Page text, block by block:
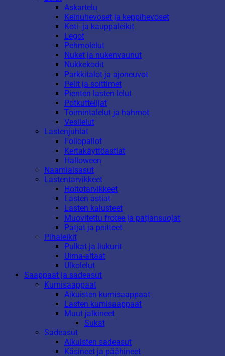
Askartelu
Keinuhevoset ja keppihevoset
Koti- ja kauppaleikit
Legot
Pehmolelut
Nuket ja nukenvaunut
Nukkekodit
Parkkitalot ja ajoneuvot
Pelit ja soittimet
Pienten lasten lelut
Potkuttelijat
Toimintalelut ja hahmot
Vesilelut
Lastenjuhlat
Foliopallot
Kertakäyttöastiat
Halloween
Naamiaisasut
Lastentarvikkeet
Hoitotarvikkeet
Lasten astiat
Lasten kalusteet
Muovitettu frotee ja patjansuojat
Patjat ja peitteet
Pihaleikit
Pulkat ja liukurit
Uima-altaat
Ulkolelut
Saappaat ja sadeasut
Kumisaappaat
Aikuisten kumisaappaat
Lasten kumisaappaat
Muut jalkineet
Sukat
Sadeasut
Aikuisten sadeasut
Käsineet ja päähineet